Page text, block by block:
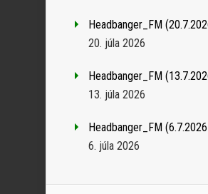
Headbanger_FM
20. júla 2026
Headbanger_FM
13. júla 2026
Headbanger_FM
6. júla 2026